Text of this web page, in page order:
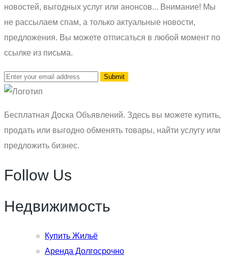
новостей, выгодных услуг или анонсов... Внимание! Мы
не рассылаем спам, а только актуальные новости,
предложения. Вы можете отписаться в любой момент по
ссылке из письма.
Бесплатная Доска Объявлений. Здесь вы можете купить,
продать или выгодно обменять товары, найти услугу или
предложить бизнес.
Follow Us
Недвижимость
Купить Жильё
Аренда Долгосрочно